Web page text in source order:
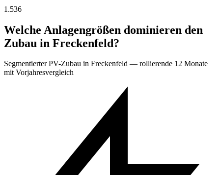
1.536
Welche Anlagengrößen dominieren den
Zubau in Freckenfeld?
Segmentierter PV-Zubau in Freckenfeld — rollierende 12 Monate
mit Vorjahresvergleich